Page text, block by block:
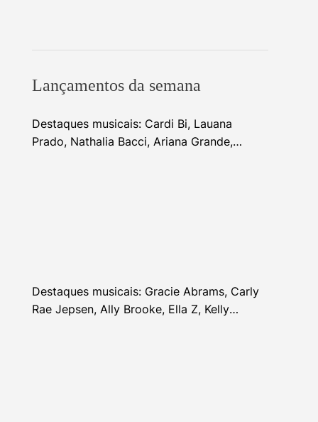
Lançamentos da semana
Destaques musicais: Cardi Bi, Lauana
Prado, Nathalia Bacci, Ariana Grande,
Destaques musicais: Gracie Abrams, Carly
Rae Jepsen, Ally Brooke, Ella Z, Kelly